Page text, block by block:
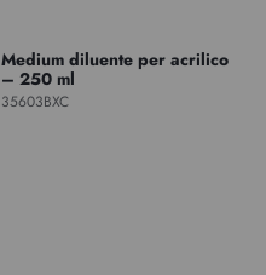
Medium diluente per acrilico
– 250 ml
35603BXC